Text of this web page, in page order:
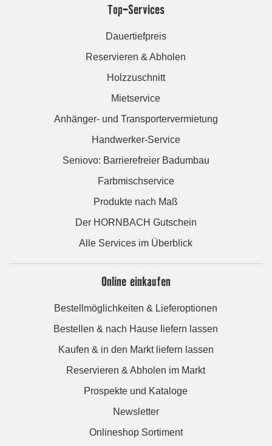
Top-Services
Dauertiefpreis
Reservieren & Abholen
Holzzuschnitt
Mietservice
Anhänger- und Transportervermietung
Handwerker-Service
Seniovo: Barrierefreier Badumbau
Farbmischservice
Produkte nach Maß
Der HORNBACH Gutschein
Alle Services im Überblick
Online einkaufen
Bestellmöglichkeiten & Lieferoptionen
Bestellen & nach Hause liefern lassen
Kaufen & in den Markt liefern lassen
Reservieren & Abholen im Markt
Prospekte und Kataloge
Newsletter
Onlineshop Sortiment